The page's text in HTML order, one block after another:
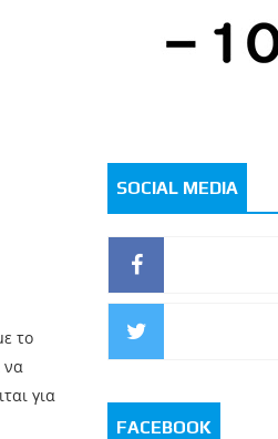
το
να
για
SOCIAL MEDIA
FACEBOOK